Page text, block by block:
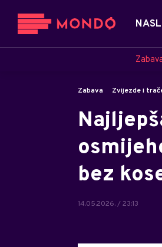
Zabava Zvijezde i
bez
14.05.2026. / 23:13